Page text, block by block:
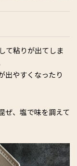
て粘りが出てしま
出やすくなったり
ぜ、塩で味を調えて